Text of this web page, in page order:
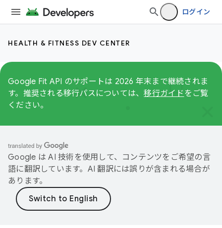
ログイン
HEALTH & FITNESS DEV CENTER
Google Fit API のサポートは 2026 年末まで継続されま
す。推奨される移行パスについては、移行ガイド をご覧
ください。
Google は AI 技術を使用して、コンテンツをご希望の言
語に翻訳しています。AI 翻訳には誤りが含まれる場合が
あります。